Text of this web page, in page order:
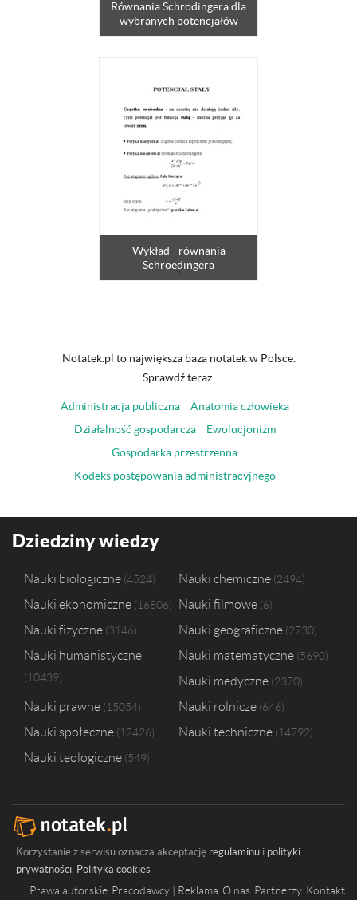
Równania Schrodingera dla
wybranych potencjałów
Wykład - równania
Schroedingera
Notatek.pl to największa baza notatek w Polsce.
Sprawdź teraz:
Administracja publiczna
Anatomia człowieka
Działalność gospodarcza
Ewolucjonizm
Gospodarka przestrzenna
Kodeks postępowania administracyjnego
Dziedziny wiedzy
Nauki biologiczne 4524 Nauki chemiczne 2494
Nauki ekonomiczne 16806 Nauki filmowe 6
Nauki fizyczne 3146 Nauki geograficzne 2730
Nauki humanistyczne
10439
Nauki matematyczne 5690
Nauki medyczne 2370
Nauki prawne 15054 Nauki rolnicze 646
Nauki społeczne 12426 Nauki techniczne 14792
Nauki teologiczne 549
Korzystanie z serwisu oznacza akceptację regulaminu i polityki
prywatności. Polityka cookies
Prawa autorskie Pracodawcy | Reklama O nas Partnerzy Kontakt